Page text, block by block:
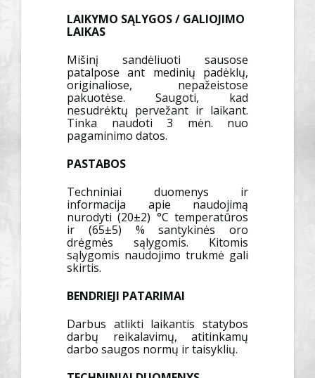
LAIKYMO SĄLYGOS / GALIOJIMO
LAIKAS
Mišinį sandėliuoti sausose
patalpose ant medinių padėklų,
originaliose, nepažeistose
pakuotėse. Saugoti, kad
nesudrėktų pervežant ir laikant.
Tinka naudoti 3 mėn. nuo
pagaminimo datos.
PASTABOS
Techniniai duomenys ir
informacija apie naudojimą
nurodyti (20±2) °C temperatūros
ir (65±5) % santykinės oro
drėgmės sąlygomis. Kitomis
sąlygomis naudojimo trukmė gali
skirtis.
BENDRIEJI PATARIMAI
Darbus atlikti laikantis statybos
darbų reikalavimų, atitinkamų
darbo saugos normų ir taisyklių.